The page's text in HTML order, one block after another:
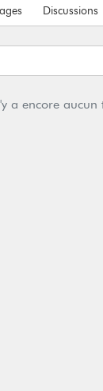
Discussions
a encore aucun